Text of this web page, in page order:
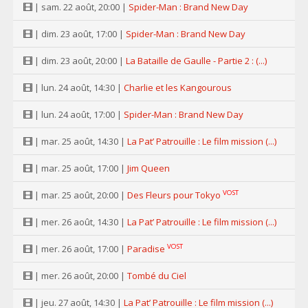
| sam. 22 août, 20:00 | Spider-Man : Brand New Day
| dim. 23 août, 17:00 | Spider-Man : Brand New Day
| dim. 23 août, 20:00 | La Bataille de Gaulle - Partie 2 : (...)
| lun. 24 août, 14:30 | Charlie et les Kangourous
| lun. 24 août, 17:00 | Spider-Man : Brand New Day
| mar. 25 août, 14:30 | La Pat’ Patrouille : Le film mission (...)
| mar. 25 août, 17:00 | Jim Queen
| mar. 25 août, 20:00 | Des Fleurs pour Tokyo VOST
| mer. 26 août, 14:30 | La Pat’ Patrouille : Le film mission (...)
| mer. 26 août, 17:00 | Paradise VOST
| mer. 26 août, 20:00 | Tombé du Ciel
| jeu. 27 août, 14:30 | La Pat’ Patrouille : Le film mission (...)